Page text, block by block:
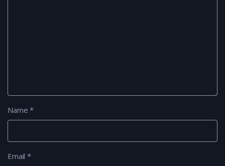
Name*
Email*